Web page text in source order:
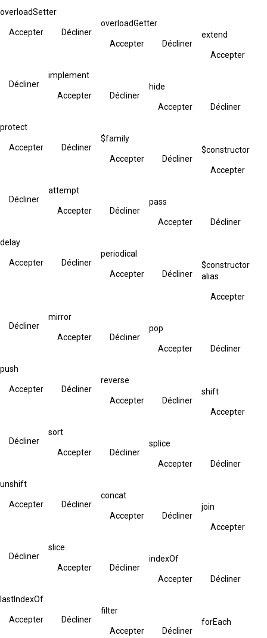
overloadSetter
Accepter Décliner
overloadGetter
Accepter Décliner
extend
Accepter
Décliner
implement
Accepter Décliner
hide
Accepter Décliner
protect
Accepter Décliner
$family
Accepter Décliner
$constructor
Accepter
Décliner
attempt
Accepter Décliner
pass
Accepter Décliner
delay
Accepter Décliner
periodical
Accepter Décliner
$constructor
alias
Accepter
Décliner
mirror
Accepter Décliner
pop
Accepter Décliner
push
Accepter Décliner
reverse
Accepter Décliner
shift
Accepter
Décliner
sort
Accepter Décliner
splice
Accepter Décliner
unshift
Accepter Décliner
concat
Accepter Décliner
join
Accepter
Décliner
slice
Accepter Décliner
indexOf
Accepter Décliner
lastIndexOf
Accepter Décliner
filter
Accepter Décliner
forEach